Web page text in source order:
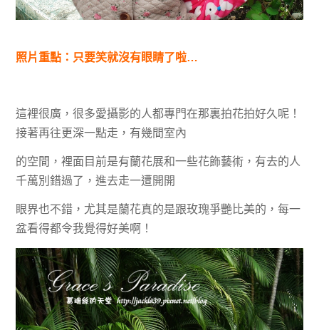
照片重點：只要笑就沒有眼睛了啦…
這裡很廣，很多愛攝影的人都專門在那裏拍花拍好久呢！
接著再往更深一點走，有幾間室內
的空間，裡面目前是有蘭花展和一些花飾藝術，有去的人
千萬別錯過了，進去走一遭開開
眼界也不錯，尤其是蘭花真的是跟玫瑰爭艷比美的，每一
盆看得都令我覺得好美啊！